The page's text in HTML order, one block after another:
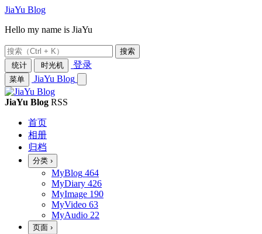
JiaYu Blog
Hello my name is JiaYu
搜索
统计
时光机 登录
菜单 JiaYu Blog
JiaYu Blog RSS
首页
相册
归档
分类 ›
MyBlog 464
MyDiary 426
MyImage 190
MyVideo 63
MyAudio 22
页面 ›